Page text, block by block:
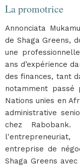
La promotrice
Annonciata
de Shaga Greens,
une
ans d’expérience
des finances, tant
notamment passé
Nations unies en
administrative
chez
entreprise de
Shaga Greens